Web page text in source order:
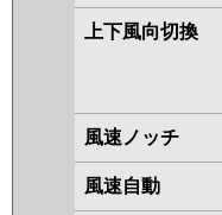
三菱重工
上下風向切換
風速ノッチ
風速自動